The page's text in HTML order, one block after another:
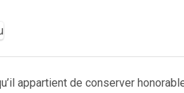
appartient de conserver